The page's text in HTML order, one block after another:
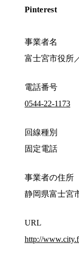
Pinterest
事業者名
富士宮市役所
電話番号
0544-22-1173
回線種別
固定電話
事業者の住所
静岡県富士宮
URL
http://